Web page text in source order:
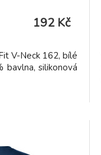
192 Kč
V-Neck 162, bílé
bavlna, silikonová